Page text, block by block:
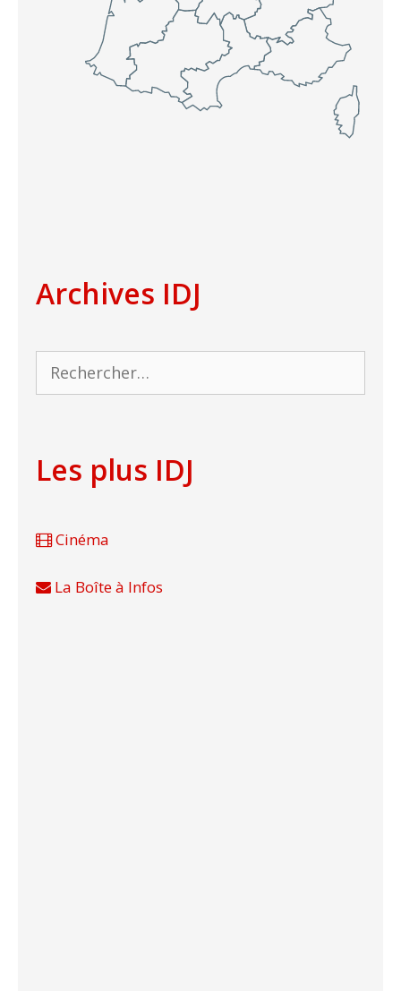
Archives IDJ
Rechercher :
Les plus IDJ
Cinéma
La Boîte à Infos